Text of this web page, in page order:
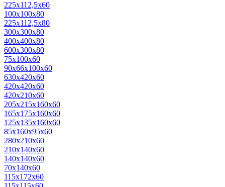
225x112,5x60
100x100x80
225x112,5x80
300x300x80
400x400x80
600x300x80
75х100х60
90х66х100х60
630x420x60
420х420х60
420х210х60
205х215x160x60
165х175х160х60
125х135х160х60
85х160х95х60
280x210x60
210х140х60
140х140х60
70х140х60
115x172x60